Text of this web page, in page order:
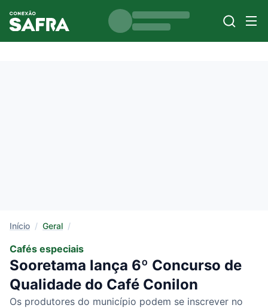
Início / Geral /
Cafés especiais
Sooretama lança 6º Concurso de
Qualidade do Café Conilon
Os produtores do município podem se inscrever no